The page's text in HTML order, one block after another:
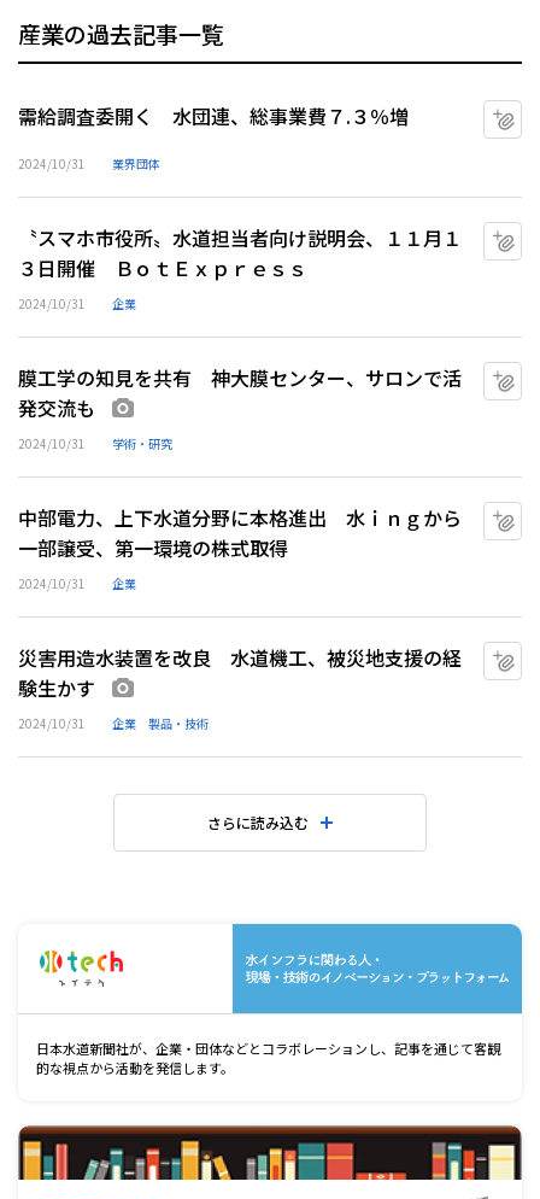
産業の過去記事一覧
需給調査委開く 水団連、総事業費７.３％増
2024/10/31 業界団体
〝スマホ市役所〟水道担当者向け説明会、１１月１
３日開催 ＢｏｔＥｘｐｒｅｓｓ
2024/10/31 企業
膜工学の知見を共有 神大膜センター、サロンで活
発交流も
2024/10/31 学術・研究
中部電力、上下水道分野に本格進出 水ｉｎｇから
一部譲受、第一環境の株式取得
2024/10/31 企業
災害用造水装置を改良 水道機工、被災地支援の経
験生かす
2024/10/31 企業 製品・技術
さらに読み込む
日本水道新聞社が、企業・団体などとコラボレーションし、記事を通じて客観
的な視点から活動を発信します。